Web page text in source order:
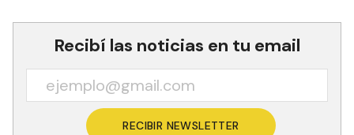
Recibí las noticias en tu email
RECIBIR NEWSLETTER